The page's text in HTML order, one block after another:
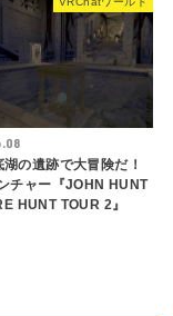
の遺跡で大冒険だ！
チャー『JOHN HUNT
HUNT TOUR 2』